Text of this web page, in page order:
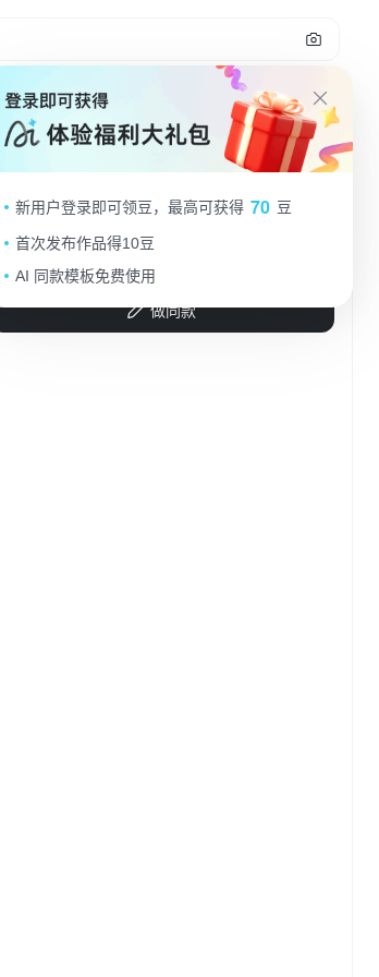
1
“9.10”，教师节创意海报。
TimeMoMaek
做同款
新用户登录即可领豆，最高可获得 70 豆
首次发布作品得10豆
AI 同款模板免费使用